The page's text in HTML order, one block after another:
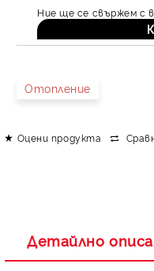
Ние ще се свържем с
Отопление
Оцени продукта
Детайлно